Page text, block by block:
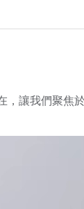
讓我們聚焦